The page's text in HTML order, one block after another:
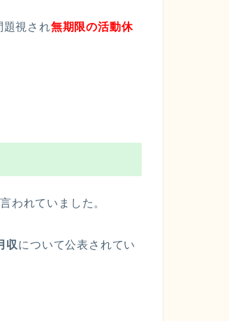
題視され無期限の活動休
われていました。
収 について公表されてい